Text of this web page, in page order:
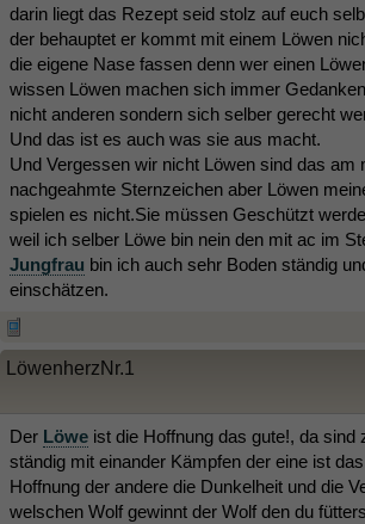
darin liegt das Rezept seid stolz auf euch
der behauptet er kommt mit einem Löwen
die eigene Nase fassen denn wer einen
wissen Löwen machen sich immer
nicht anderen sondern sich selber gerecht
Und das ist es auch was sie aus macht.
Und Vergessen wir nicht Löwen sind das am
nachgeahmte Sternzeichen aber Löwen
spielen es nicht.Sie müssen Geschützt
weil ich selber Löwe bin nein den mit ac im
Jungfrau bin ich auch sehr Boden ständig
einschätzen.
LöwenherzNr.1
Der Löwe ist die Hoffnung das gute!, da sind
ständig mit einander Kämpfen der eine ist
Hoffnung der andere die Dunkelheit und die
welschen Wolf gewinnt der Wolf den du